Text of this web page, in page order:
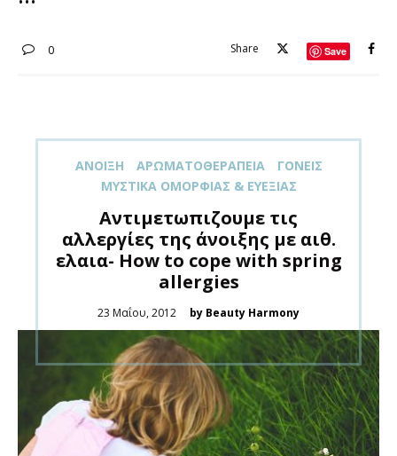
0 Share Save
ΑΝΟΙΞΗ ΑΡΩΜΑΤΟΘΕΡΑΠΕΊΑ
ΓΟΝΕΊΣ
ΜΥΣΤΙΚΆ ΟΜΟΡΦΙΆΣ & ΕΥΕΞΊΑΣ
Aντιμετωπιζουμε τις
αλλεργίες της άνοιξης με αιθ.
ελαια- How to cope with spring
allergies
Posted
23 Μαΐου, 2012 by Beauty Harmony